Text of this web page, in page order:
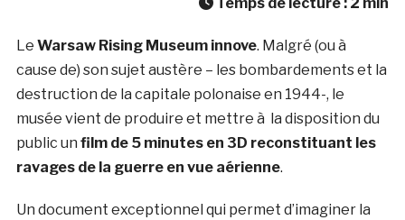
Temps de lecture : 2 min
Le Warsaw Rising Museum innove. Malgré (ou à
cause de) son sujet austère – les bombardements et la
destruction de la capitale polonaise en 1944-, le
musée vient de produire et mettre à la disposition du
public un film de 5 minutes en 3D reconstituant les
ravages de la guerre en vue aérienne.
Un document exceptionnel qui permet d’imaginer la